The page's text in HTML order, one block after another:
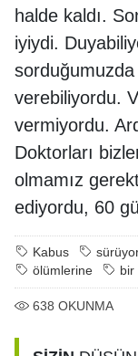
halde kaldı.
iyiydi.
verebiliyordu.
vermiyordu.
Doktorları
olmamız
ediyordu, 60
Kabus
ölümlerine
bir
638 OKUNMA